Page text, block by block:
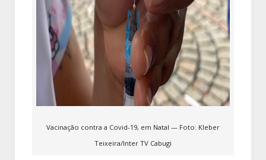
Vacinação contra a Covid-19, em Natal — Foto: Kleber
Teixeira/Inter TV Cabugi